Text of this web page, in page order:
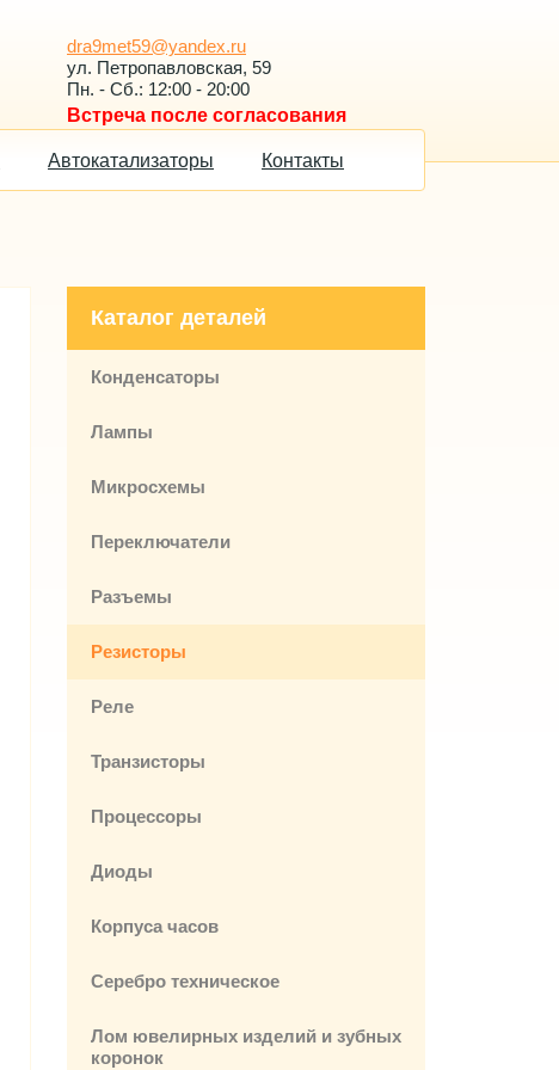
dra9met59@yandex.ru
ул. Петропавловская, 59
Пн. - Сб.: 12:00 - 20:00
Встреча после согласования
Автокатализаторы Контакты
Каталог деталей
Конденсаторы
Лампы
Микросхемы
Переключатели
Разъемы
Резисторы
Реле
Транзисторы
Процессоры
Диоды
Корпуса часов
Серебро техническое
Лом ювелирных изделий и зубных
коронок